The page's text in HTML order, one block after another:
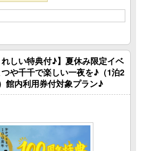
れしい特典付♪】夏休み限定イベ
や千千で楽しい一夜を♪（1泊2
館内利用券付対象プラン♪